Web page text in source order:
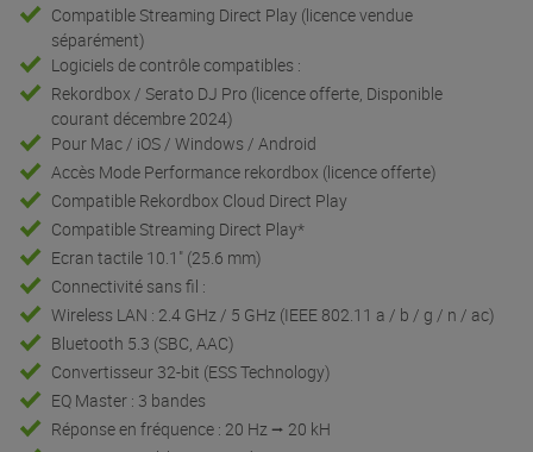
Compatible Streaming Direct Play (licence vendue
séparément)
Logiciels de contrôle compatibles :
Rekordbox / Serato DJ Pro (licence offerte, Disponible
courant décembre 2024)
Pour Mac / iOS / Windows / Android
Accès Mode Performance rekordbox (licence offerte)
Compatible Rekordbox Cloud Direct Play
Compatible Streaming Direct Play*
Ecran tactile 10.1" (25.6 mm)
Connectivité sans fil :
Wireless LAN : 2.4 GHz / 5 GHz (IEEE 802.11 a / b / g / n / ac)
Bluetooth 5.3 (SBC, AAC)
Convertisseur 32-bit (ESS Technology)
EQ Master : 3 bandes
Réponse en fréquence : 20 Hz ⭢ 20 kH